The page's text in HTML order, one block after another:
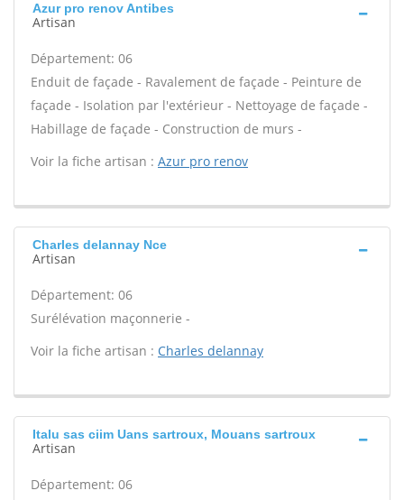
Azur pro renov Antibes
Artisan
Département: 06
Enduit de façade - Ravalement de façade - Peinture de
façade - Isolation par l'extérieur - Nettoyage de façade -
Habillage de façade - Construction de murs -
Voir la fiche artisan : Azur pro renov
Charles delannay Nce
Artisan
Département: 06
Surélévation maçonnerie -
Voir la fiche artisan : Charles delannay
Italu sas ciim Uans sartroux, Mouans sartroux
Artisan
Département: 06